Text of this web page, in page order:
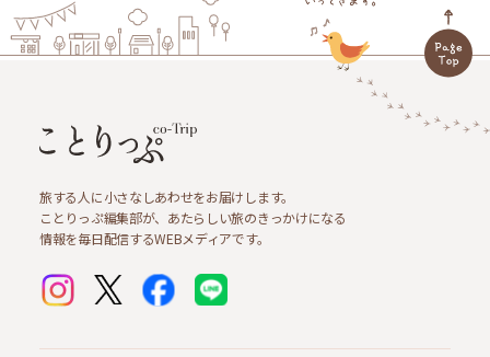
旅する人に小さなしあわせをお届けします。
ことりっぷ編集部が、あたらしい旅のきっかけになる
情報を毎日配信するWEBメディアです。